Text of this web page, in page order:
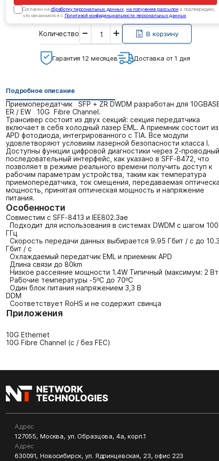
Cогласен на обработку персональных данных, на получение рассылоки подтверждаю,
что ознакомился с Политикой конфиденциальности персональных данных
Количество
Введите
необходимое
количество
В корзину
Гарантия 12 месяцев Доставка от 1 дня
Подробное описание
Приемопередатчик SFP + ZR DWDM разработан для
ER / EW 10G Fibre Channel.
Трансивер состоит из двух секций: секция передатчика
включает в себя холодный лазер EML. А приемник состоит из
APD фотодиода, интегрированного с TIA. Все модули
удовлетворяют условиям лазерной безопасности класса I.
Доступны функции цифровой диагностики через 2-проводный
последовательный интерфейс, как указано в SFF-8472, что
позволяет в режиме реального времени получить доступ к
рабочим параметрам устройства, таким как температура
приемопередатчика, ток смещения, передаваемая
мощность, принятая оптическая мощность и напряжение
питания.
Особенности
Совместим с SFF-8413 и IEE802.3ae
Подходит для использования в системах DWDM с шагом 100
ГГц
Скорость передачи данных выбирается 9.95 Гбит / с до
Гбит / с
Охлаждаемый передатчик EML и приемник APD
Длина связи до 80km
Низкое рассеяние мощности 1.4W Типичный (максимум: 2
Рабочие температуры -5ºC до 70ºC
Один блок питания напряжением 3,3 В
DDM
Соответствует RoHS и не содержит свинца
Приложения
10G Ethernet
10G Fibre Channel (с / без FEC)
Адрес
127055, Москва, ул. Образцова, 4а, корп.1
Адрес
630091, Новосибирск, ул. Ядринцевская, 23, офис 223